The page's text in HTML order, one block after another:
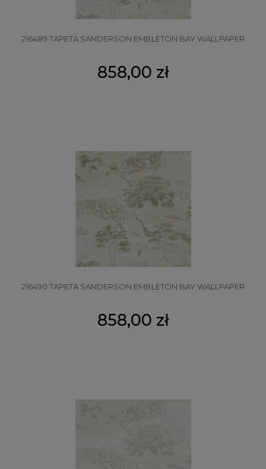
216489 TAPETA SANDERSON EMBLETON BAY WALLPAPER
858,00 zł
216490 TAPETA SANDERSON EMBLETON BAY WALLPAPER
858,00 zł